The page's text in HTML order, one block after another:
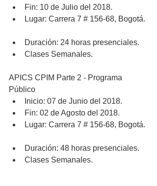
Fin: 10 de Julio del 2018.
Lugar: Carrera 7 # 156-68, Bogotá.
Duración: 24 horas presenciales.
Clases Semanales.
APICS CPIM Parte 2 - Programa
Público
Inicio: 07 de Junio del 2018.
Fin: 02 de Agosto del 2018.
Lugar: Carrera 7 # 156-68, Bogotá.
Duración: 48 horas presenciales.
Clases Semanales.